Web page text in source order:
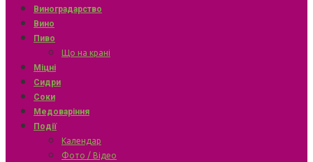
Виноградарство
Вино
Пиво
Що на крані
Міцні
Сидри
Соки
Медоваріння
Події
Календар
Фото / Відео